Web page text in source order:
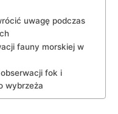
uwagę podczas
fauny morskiej ‍w
fok i
wybrzeża